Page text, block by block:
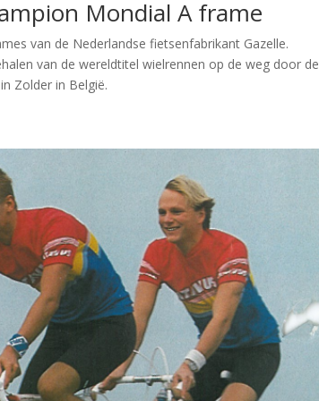
Mondial A frame
van de Nederlandse fietsenfabrikant Gazelle.
van de wereldtitel wielrennen op de weg door de
Zolder in België.